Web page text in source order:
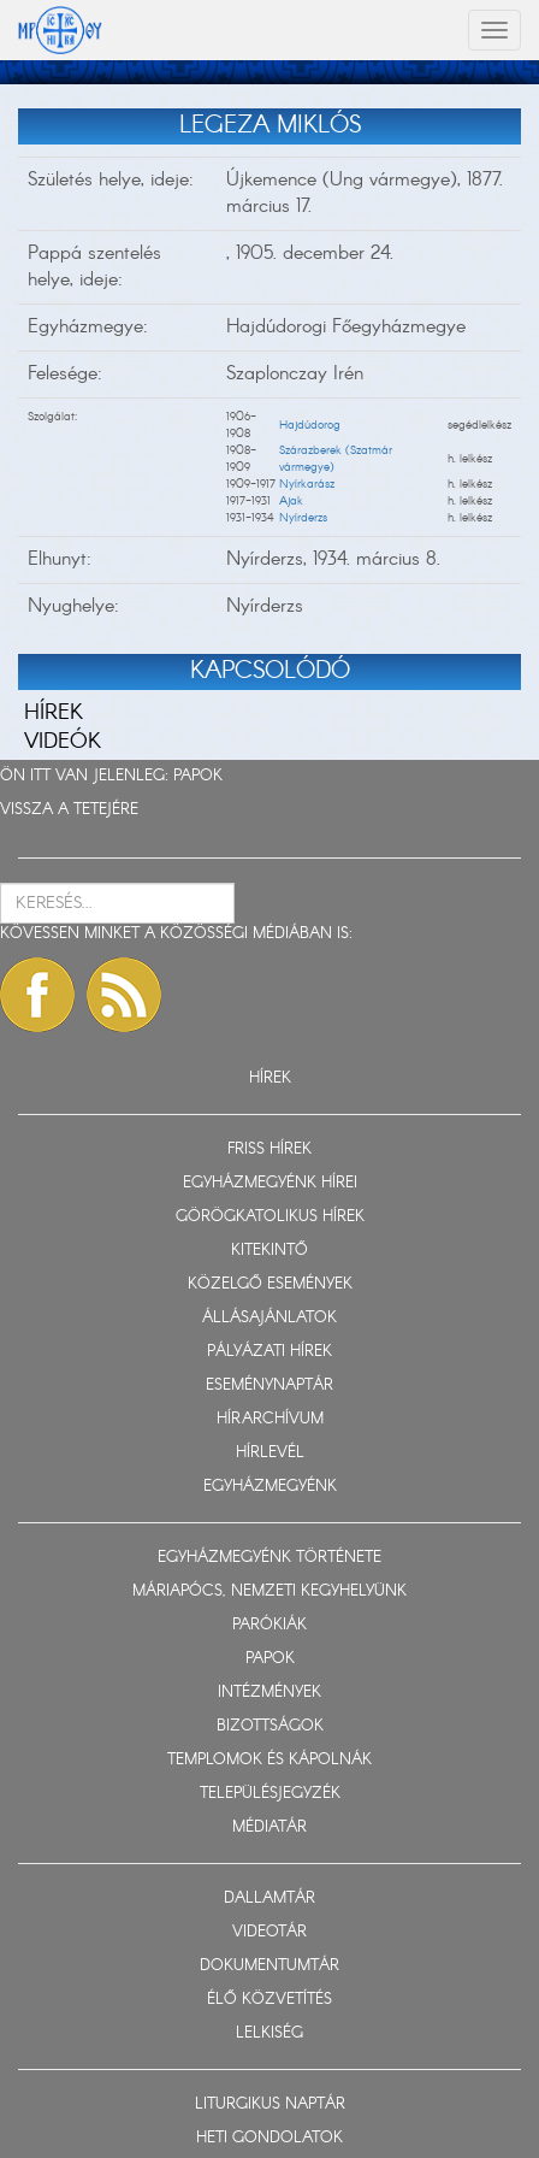
LEGEZA MIKLÓS
Születés helye, ideje:
Újkemence (Ung vármegye), 1877.
március 17.
Pappá szentelés
helye, ideje:
, 1905. december 24.
Egyházmegye:
Hajdúdorogi Főegyházmegye
Felesége:
Szaplonczay Irén
Szolgálat:
1906-
1908
Hajdúdorog
segédlelkész
1908-
1909
Szárazberek (Szatmár
vármegye)
h. lelkész
1909-1917 Nyírkarász
h. lelkész
1917-1931 Ajak
h. lelkész
1931-1934 Nyírderzs h. lelkész
Elhunyt:
Nyírderzs, 1934. március 8.
Nyughelye:
Nyírderzs
KAPCSOLÓDÓ
HÍREK
VIDEÓK
ÖN ITT VAN JELENLEG: PAPOK
VISSZA A TETEJÉRE
KÖVESSEN MINKET A KÖZÖSSÉGI MÉDIÁBAN IS:
HÍREK
FRISS HÍREK
EGYHÁZMEGYÉNK HÍREI
GÖRÖGKATOLIKUS HÍREK
KITEKINTŐ
KÖZELGŐ ESEMÉNYEK
ÁLLÁSAJÁNLATOK
PÁLYÁZATI HÍREK
ESEMÉNYNAPTÁR
HÍRARCHÍVUM
HÍRLEVÉL
EGYHÁZMEGYÉNK
EGYHÁZMEGYÉNK TÖRTÉNETE
MÁRIAPÓCS, NEMZETI KEGYHELYÜNK
PARÓKIÁK
PAPOK
INTÉZMÉNYEK
BIZOTTSÁGOK
TEMPLOMOK ÉS KÁPOLNÁK
TELEPÜLÉSJEGYZÉK
MÉDIATÁR
DALLAMTÁR
VIDEOTÁR
DOKUMENTUMTÁR
ÉLŐ KÖZVETÍTÉS
LELKISÉG
LITURGIKUS NAPTÁR
HETI GONDOLATOK